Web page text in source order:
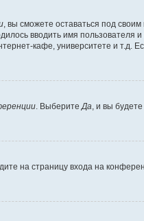
, вы сможете оставаться под
вводить имя
кафе, университете и т.д.
. Выберите Да , и вы
на страницу входа на